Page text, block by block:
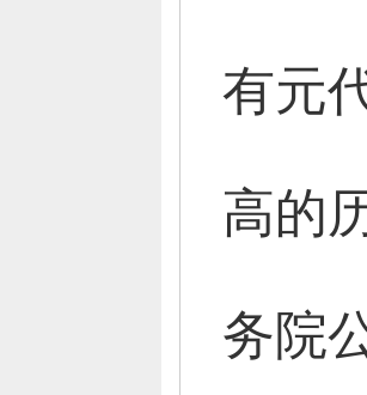
有元
高的
务院